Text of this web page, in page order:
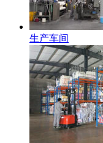
生产车间